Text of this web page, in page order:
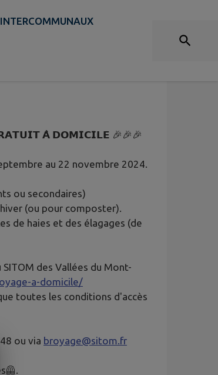
𝗔̀ 𝗗𝗢𝗠𝗜𝗖𝗜𝗟𝗘 🎉🎉🎉
au 22 novembre 2024.
ou secondaires)
(ou pour composter).
de haies et des élagages (de
des Vallées du Mont-
a-domicile/
toutes les conditions d'accès
ou via broyage@sitom.fr